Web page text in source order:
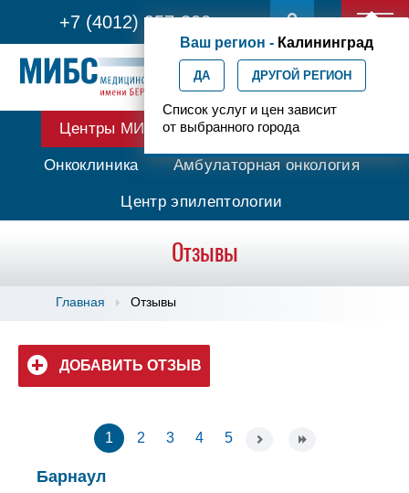
+7 (4012) 957-300
Ваш регион - Калининград
ДА ДРУГОЙ РЕГИОН
Список услуг и цен зависит
от выбранного города
Центры МИБС Протонная терапия
Онкоклиника Амбулаторная онкология
Центр эпилептологии
Отзывы
Главная Отзывы
ДОБАВИТЬ ОТЗЫВ
1 2 3 4 5
Барнаул